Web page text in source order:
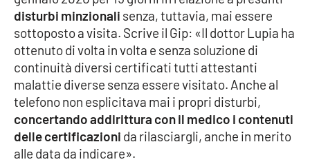
Cosenza
Lamezia Terme
PROGETTI
SPECIALI
Buona Sanità Calabria
disturbi minzionali senza, tuttavia, mai essere
sottoposto a visita. Scrive il Gip: «Il dottor Lupia ha
ottenuto di volta in volta e senza soluzione di
continuità diversi certificati tutti attestanti
malattie diverse senza essere visitato. Anche al
telefono non esplicitava mai i propri disturbi,
concertando addirittura con il medico i contenuti
delle certificazioni da rilasciargli, anche in merito
alle data da indicare».